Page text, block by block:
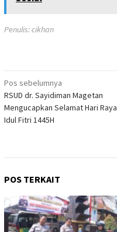
Penulis: cikhan
Navigasi
pos
Pos sebelumnya
RSUD dr. Sayidiman Magetan
Mengucapkan Selamat Hari Raya
Idul Fitri 1445H
POS TERKAIT